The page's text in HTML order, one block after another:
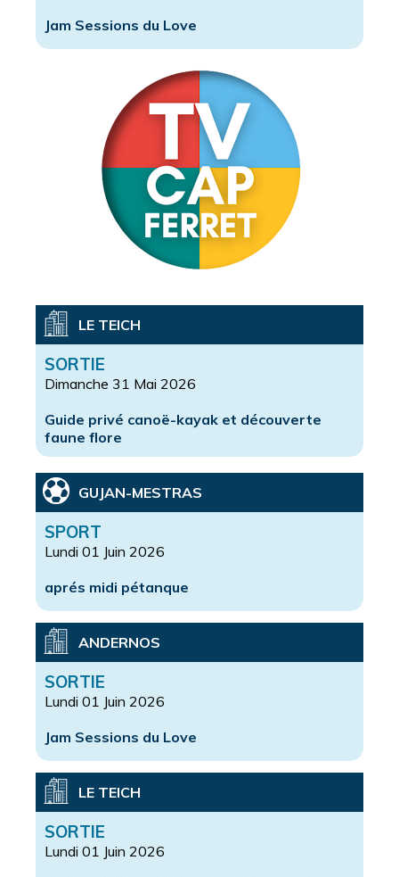
Jam Sessions du Love
LE TEICH
SORTIE
Dimanche 31 Mai 2026
Guide privé canoë-kayak et découverte
faune flore
GUJAN-MESTRAS
SPORT
Lundi 01 Juin 2026
aprés midi pétanque
ANDERNOS
SORTIE
Lundi 01 Juin 2026
Jam Sessions du Love
LE TEICH
SORTIE
Lundi 01 Juin 2026